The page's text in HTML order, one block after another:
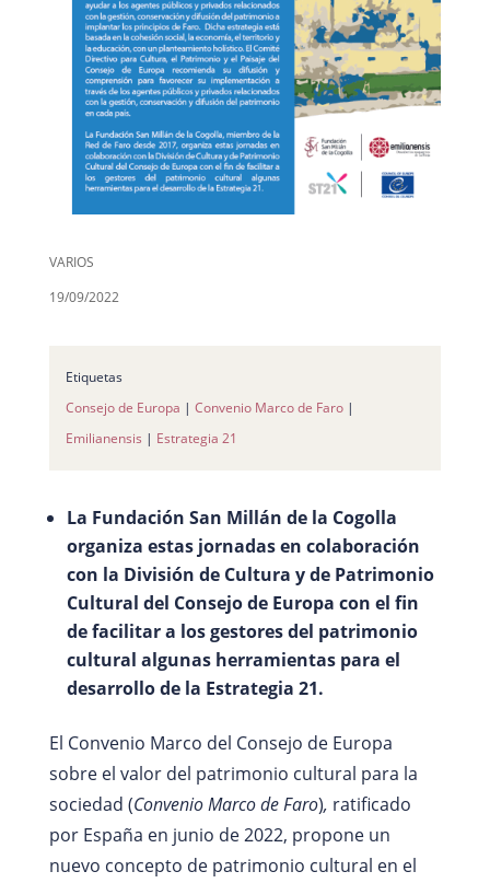
VARIOS
19/09/2022
Etiquetas
Consejo de Europa | Convenio Marco de Faro|
Emilianensis | Estrategia 21
La Fundación San Millán de la Cogolla
organiza estas jornadas en colaboración
con la División de Cultura y de Patrimonio
Cultural del Consejo de Europa con el fin
de facilitar a los gestores del patrimonio
cultural algunas herramientas para el
desarrollo de la Estrategia 21.
El Convenio Marco del Consejo de Europa
sobre el valor del patrimonio cultural para la
sociedad (Convenio Marco de Faro), ratificado
por España en junio de 2022, propone un
nuevo concepto de patrimonio cultural en el